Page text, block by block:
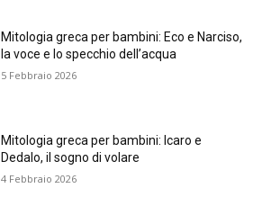
Mitologia greca per bambini: Eco e Narciso,
la voce e lo specchio dell’acqua
5 Febbraio 2026
Mitologia greca per bambini: Icaro e
Dedalo, il sogno di volare
4 Febbraio 2026